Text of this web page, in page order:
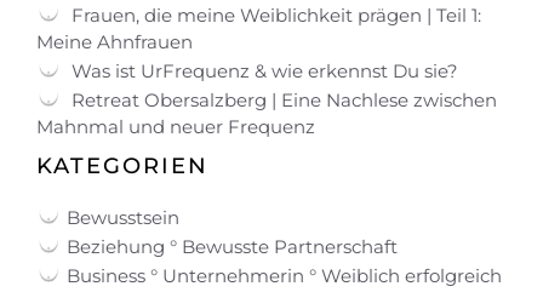
Frauen, die meine Weiblichkeit prägen | Teil 1:
Meine Ahnfrauen
Was ist UrFrequenz & wie erkennst Du sie?
Retreat Obersalzberg | Eine Nachlese zwischen
Mahnmal und neuer Frequenz
KATEGORIEN
Bewusstsein
Beziehung ° Bewusste Partnerschaft
Business ° Unternehmerin ° Weiblich erfolgreich